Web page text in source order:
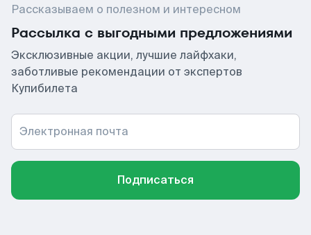
Рассказываем о полезном и интересном
Рассылка с выгодными предложениями
Эксклюзивные акции, лучшие лайфхаки,
заботливые рекомендации от экспертов
Купибилета
Электронная почта
Подписаться